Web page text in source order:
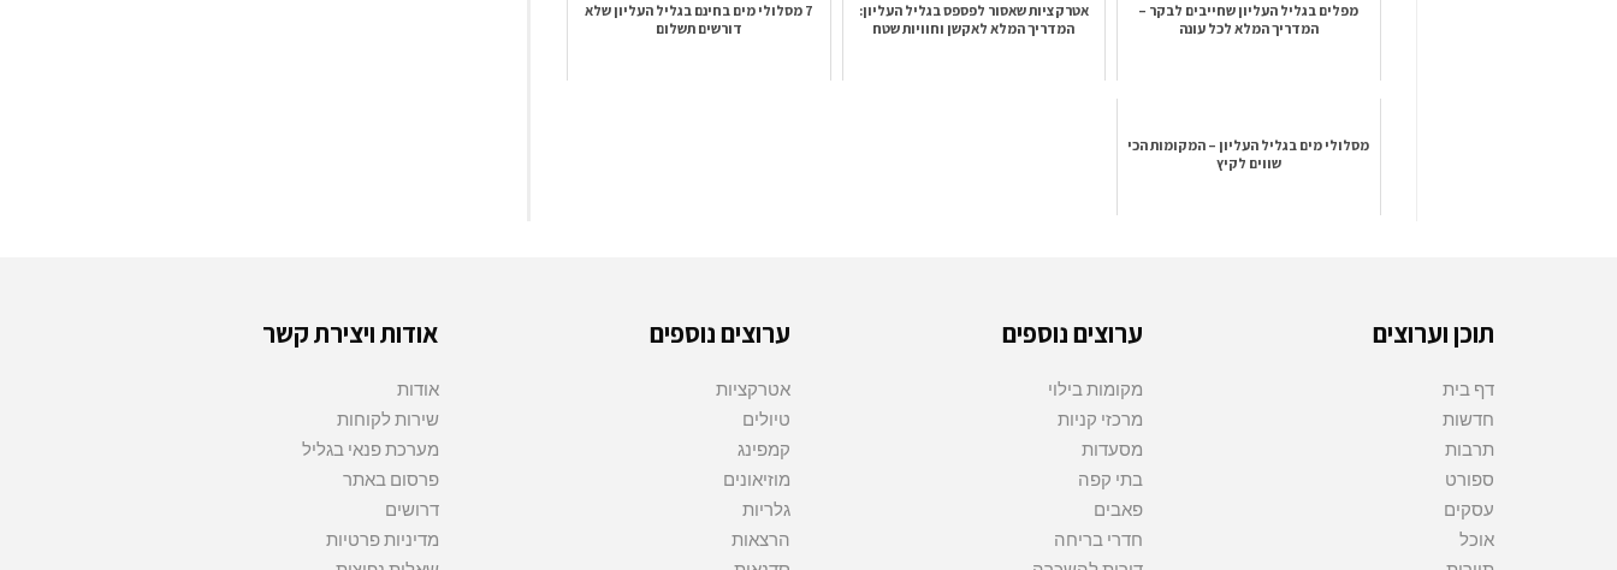
מפלים בגליל העליון שחייבים לבקר –
המדריך המלא לכל עונה
אטרקציות שאסור לפספס בגליל העליון:
המדריך המלא לאקשן וחוויות שטח
7 מסלולי מים בחינם בגליל העליון שלא
דורשים תשלום
מסלולי מים בגליל העליון – המקומות הכי
שווים לקיץ
תוכן וערוצים
דף בית
חדשות
תרבות
ספורט
עסקים
אוכל
ערוצים נוספים
מקומות בילוי
מרכזי קניות
מסעדות
בתי קפה
פאבים
חדרי בריחה
ערוצים נוספים
אטרקציות
טיולים
קמפינג
מוזיאונים
גלריות
הרצאות
אודות ויצירת קשר
אודות
שירות לקוחות
מערכת פנאי בגליל
פרסום באתר
דרושים
מדיניות פרטיות